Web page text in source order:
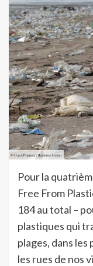
Pour la
Free From
184 au total –
plastiques qui
plages, dans
les rues de nos